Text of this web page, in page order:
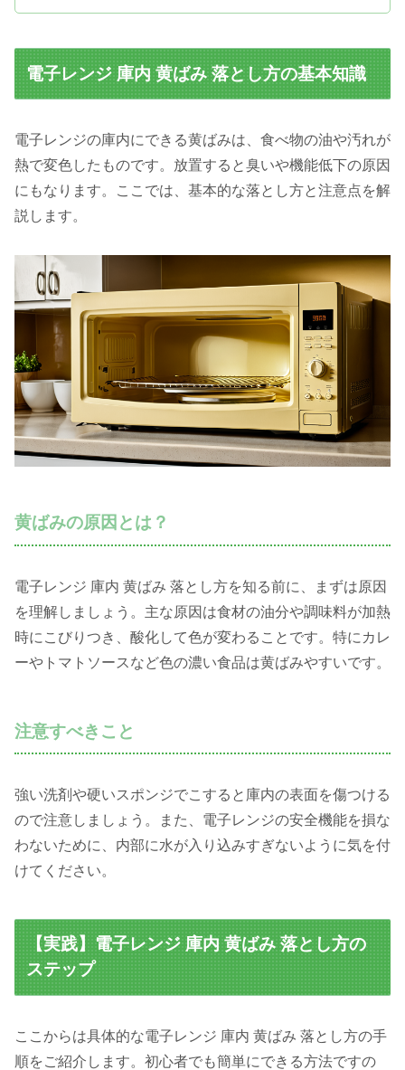
電子レンジ 庫内 黄ばみ 落とし方の基本知識
電子レンジの庫内にできる黄ばみは、食べ物の油や汚れが
熱で変色したものです。放置すると臭いや機能低下の原因
にもなります。ここでは、基本的な落とし方と注意点を解
説します。
黄ばみの原因とは？
電子レンジ 庫内 黄ばみ 落とし方を知る前に、まずは原因
を理解しましょう。主な原因は食材の油分や調味料が加熱
時にこびりつき、酸化して色が変わることです。特にカレ
ーやトマトソースなど色の濃い食品は黄ばみやすいです。
注意すべきこと
強い洗剤や硬いスポンジでこすると庫内の表面を傷つける
ので注意しましょう。また、電子レンジの安全機能を損な
わないために、内部に水が入り込みすぎないように気を付
けてください。
【実践】電子レンジ 庫内 黄ばみ 落とし方の
ステップ
ここからは具体的な電子レンジ 庫内 黄ばみ 落とし方の手
順をご紹介します。初心者でも簡単にできる方法ですの